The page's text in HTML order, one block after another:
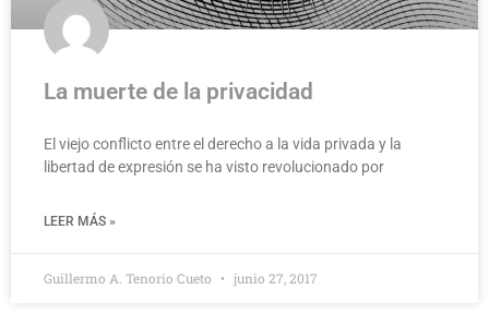
La muerte de la privacidad
El viejo conflicto entre el derecho a la vida privada y la
libertad de expresión se ha visto revolucionado por
LEER MÁS »
Guillermo A. Tenorio Cueto junio 27, 2017